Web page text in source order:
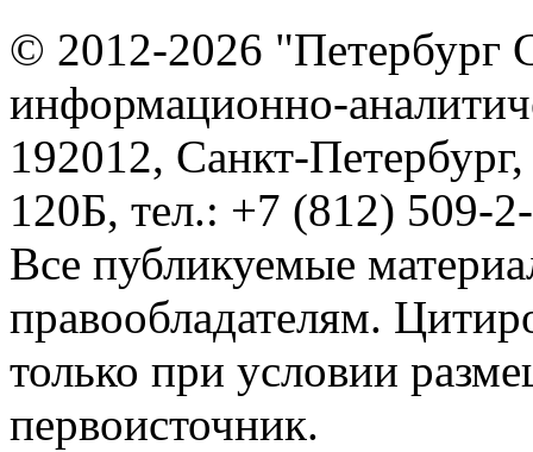
© 2012-2026 "Петербург
информационно-
192012, Санкт-
120Б, тел.: +7 (812) 509-
Все публикуемые
правообладателям.
только при условии
первоисточник.